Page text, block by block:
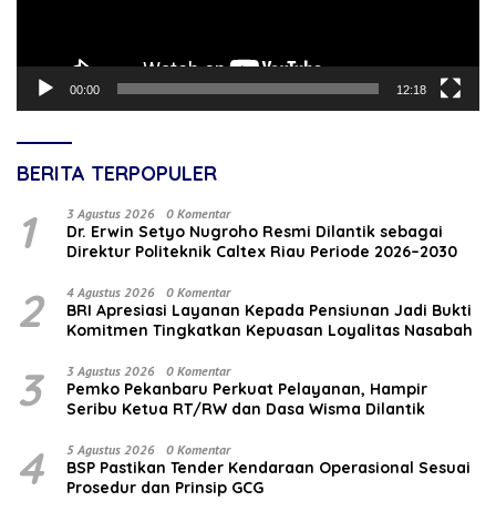
00:00 12:18
BERITA TERPOPULER
1 3 Agustus 2026 0 Komentar
‎Dr. Erwin Setyo Nugroho Resmi Dilantik sebagai
Direktur Politeknik Caltex Riau Periode 2026–2030
2 4 Agustus 2026 0 Komentar
BRI Apresiasi Layanan Kepada Pensiunan Jadi Bukti
Komitmen Tingkatkan Kepuasan Loyalitas Nasabah
3 3 Agustus 2026 0 Komentar
Pemko Pekanbaru Perkuat Pelayanan, Hampir
Seribu Ketua RT/RW dan Dasa Wisma Dilantik
4 5 Agustus 2026 0 Komentar
BSP Pastikan Tender Kendaraan Operasional Sesuai
Prosedur dan Prinsip GCG